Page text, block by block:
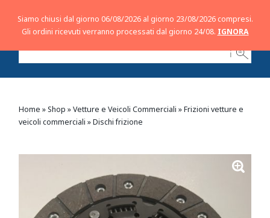
ℹ
Home »Shop »Vetture e Veicoli Commerciali »Frizioni vetture e
veicoli commerciali »Dischi frizione
Siamo chiusi dal giorno 06/08/2026 al giorno 23/08/2026 compresi.
Gli ordini ricevuti verranno processati dal giorno 24/08. IGNORA